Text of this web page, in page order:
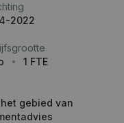
2022
1 FTE
gebied van